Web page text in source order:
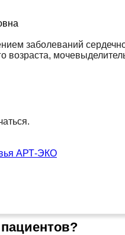
заболеваний
возраста,
АРТ-ЭКО